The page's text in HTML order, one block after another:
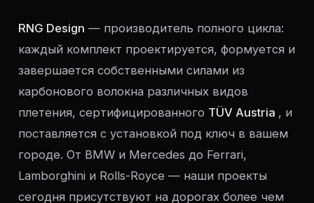
RNG Design — производитель полного цикла:
каждый комплект проектируется, формуется и
завершается собственными силами из
карбонового волокна различных видов
плетения, сертифицированного TÜV Austria , и
поставляется с установкой под ключ в вашем
городе. От BMW и Mercedes до Ferrari,
Lamborghini и Rolls-Royce — наши проекты
сегодня присутствуют на дорогах более чем